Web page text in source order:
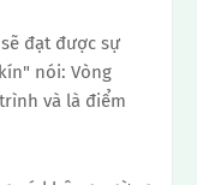
đạt được sự
nói: Vòng
và là điểm